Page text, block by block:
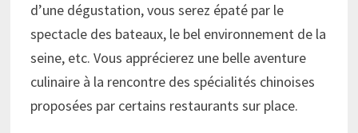
d’une dégustation, vous serez épaté par le
spectacle des bateaux, le bel environnement de la
seine, etc. Vous apprécierez une belle aventure
culinaire à la rencontre des spécialités chinoises
proposées par certains restaurants sur place.